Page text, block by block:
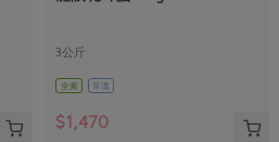
烘焙
惜食
3公斤
全素 常溫
$1,470